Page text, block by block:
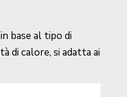
base al tipo di
di calore, si adatta ai